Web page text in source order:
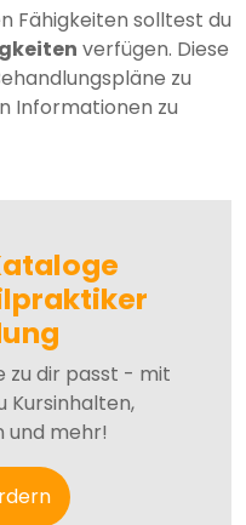
Fähigkeiten solltest du
verfügen. Diese
zu
Informationen zu
zu dir passt - mit
Kursinhalten,
und mehr!